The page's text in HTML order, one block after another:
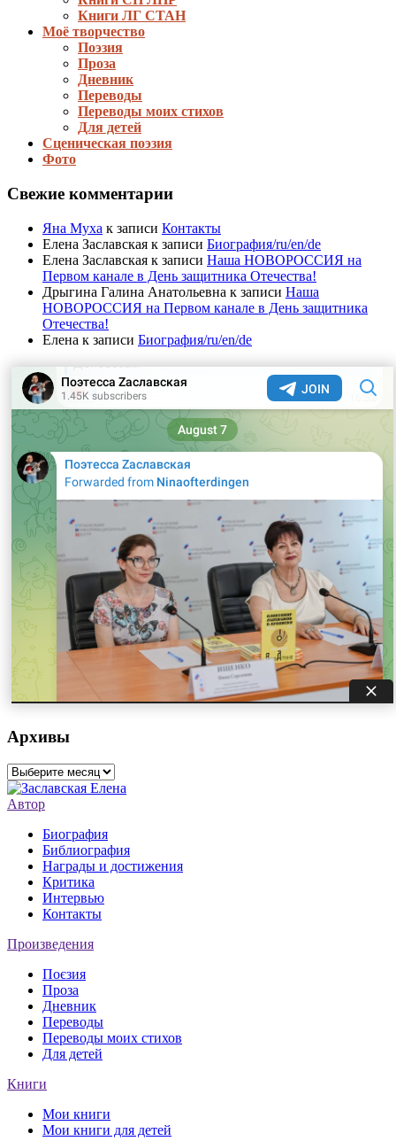
Книги ЛГ СТАН
Моё творчество
Поэзия
Проза
Дневник
Переводы
Переводы моих стихов
Для детей
Сценическая поэзия
Фото
Свежие комментарии
Яна Муха к записи Контакты
Елена Заславская к записи Биография/ru/en/de
Елена Заславская к записи Наша НОВОРОССИЯ на
Первом канале в День защитника Отечества!
Дрыгина Галина Анатольевна к записи Наша
НОВОРОССИЯ на Первом канале в День защитника
Отечества!
Елена к записи Биография/ru/en/de
Архивы
Архивы
Автор
Биография
Библиография
Награды и достижения
Критика
Интервью
Контакты
Произведения
Поєзия
Проза
Дневник
Переводы
Переводы моих стихов
Для детей
Книги
Мои книги
Мои книги для детей